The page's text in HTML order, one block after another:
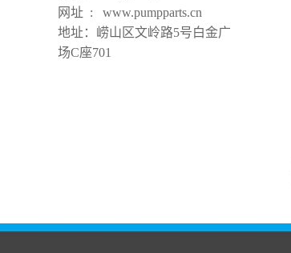
网址 : www.pumpparts.cn
地址：崂山区文岭路5号白金广
场C座701